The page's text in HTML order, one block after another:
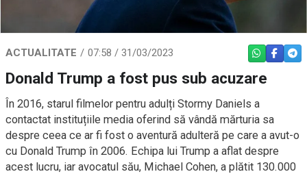
ACTUALITATE 07:58 / 31/03/2023 WHATSAPP
Donald Trump a fost pus sub acuzare
În 2016, starul filmelor pentru adulți Stormy Daniels a
contactat instituțiile media oferind să vândă mărturia sa
despre ceea ce ar fi fost o aventură adulteră pe care a avut-o
cu Donald Trump în 2006. Echipa lui Trump a aflat despre
acest lucru, iar avocatul său, Michael Cohen, a plătit 130.000